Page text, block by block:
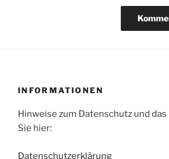
INFORMATIONEN
Hinweise zum Datenschutz und
Sie hier:
Datenschutzerklärung